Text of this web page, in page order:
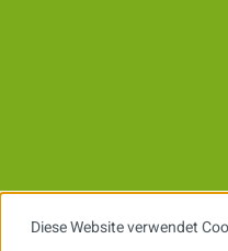
Diese Website verwendet